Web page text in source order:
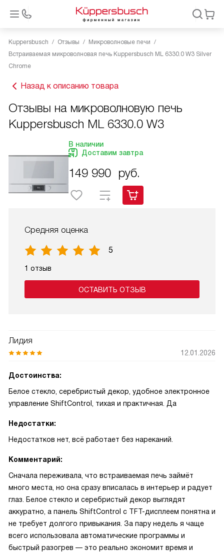
Kuppersbusch Отзывы
Микроволновые печи
Встраиваемая микроволновая печь Kuppersbusch ML 6330.0 W3 Silver
Chrome
Назад к описанию товара
Отзывы на микроволновую печь
Kuppersbusch ML 6330.0 W3
В наличии
Доставим завтра
149 990 руб.
Средняя оценка
5
1 отзыв
ОСТАВИТЬ ОТЗЫВ
Лидия
12.01.2026
Достоинства:
Белое стекло, серебристый декор, удобное электронное
управление ShiftControl, тихая и практичная. Да
Недостатки:
Недостатков нет, всё работает без нареканий.
Комментарий:
Сначала переживала, что встраиваемая печь займёт
много места, но она сразу вписалась в интерьер и радует
глаз. Белое стекло и серебристый декор выглядят
аккуратно, а панель ShiftControl с TFT-дисплеем понятна и
не требует долгого привыкания. За пару недель я чаще
всего использовала автоматические программы и
быстрый разогрев — это реально экономит время и